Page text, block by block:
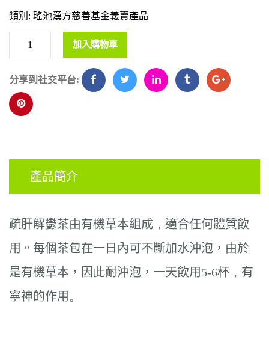
類別: 瑤池漢方慈善基金義賣產品
加入購物車
分享到社交平台:
產品簡介
疏肝解鬱茶由有機草本組成 ， 適合任何體質飲
用。每個茶包在一日內可不斷加水沖泡，由於
是有機草本， 因此耐沖泡 ，一天飲用5-6杯 ， 有
寧神的作用 。